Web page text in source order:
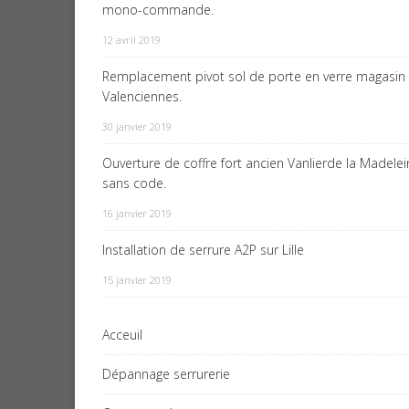
mono-commande.
12 avril 2019
Remplacement pivot sol de porte en verre magasin
Valenciennes.
30 janvier 2019
Ouverture de coffre fort ancien Vanlierde la
sans code.
16 janvier 2019
Installation de serrure A2P sur Lille
15 janvier 2019
Acceuil
Dépannage serrurerie